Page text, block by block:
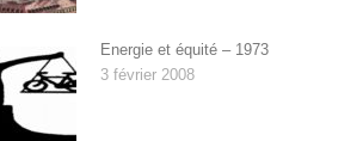
Energie et équité – 1973
3 février 2008